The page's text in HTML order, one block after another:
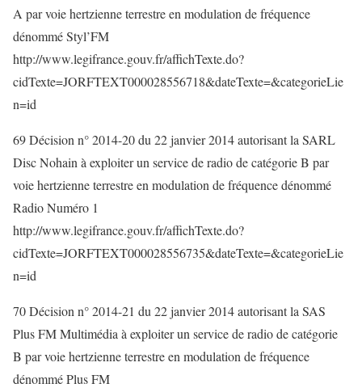
A par voie hertzienne terrestre en modulation de fréquence
dénommé Styl’FM
http://www.legifrance.gouv.fr/affichTexte.do?
cidTexte=JORFTEXT000028556718&dateTexte=&categorieLie
n=id
69 Décision n° 2014-20 du 22 janvier 2014 autorisant la SARL
Disc Nohain à exploiter un service de radio de catégorie B par
voie hertzienne terrestre en modulation de fréquence dénommé
Radio Numéro 1
http://www.legifrance.gouv.fr/affichTexte.do?
cidTexte=JORFTEXT000028556735&dateTexte=&categorieLie
n=id
70 Décision n° 2014-21 du 22 janvier 2014 autorisant la SAS
Plus FM Multimédia à exploiter un service de radio de catégorie
B par voie hertzienne terrestre en modulation de fréquence
dénommé Plus FM